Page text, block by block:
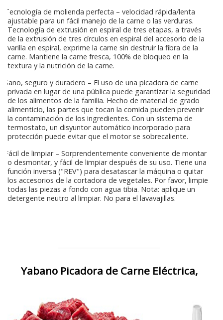
Tecnología de molienda perfecta – velocidad rápida/lenta
ajustable para un fácil manejo de la carne o las verduras.
Tecnología de extrusión en espiral de tres etapas, a través
de la extrusión de tres círculos en espiral del accesorio de la
varilla en espiral, exprime la carne sin destruir la fibra de la
carne. Mantiene la carne fresca, 100% de bloqueo en la
textura y la nutrición de la carne.
Sano, seguro y duradero – El uso de una picadora de carne
privada en lugar de una pública puede garantizar la seguridad
de los alimentos de la familia. Hecho de material de grado
alimenticio, las partes que tocan la comida pueden prevenir
la contaminación de los ingredientes. Con un sistema de
termostato, un disyuntor automático incorporado para
protección puede evitar que el motor se sobrecaliente.
Fácil de limpiar – Sorprendentemente conveniente de montar
o desmontar, y fácil de limpiar después de su uso. Tiene una
función inversa ("REV") para desatascar la máquina o quitar
los accesorios de la cortadora de vegetales. Por favor, limpie
todas las piezas a fondo con agua tibia. Nota: aplique un
detergente neutro al limpiar. No para el lavavajillas.
Yabano Picadora de Carne Eléctrica,